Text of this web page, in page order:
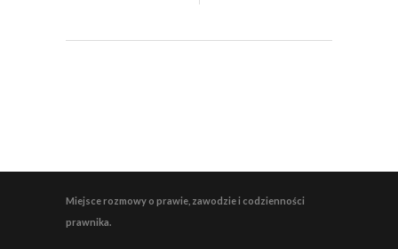
Miejsce rozmowy o prawie, zawodzie i codzienności
prawnika.